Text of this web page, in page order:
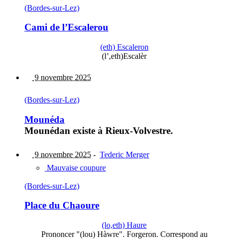
(Bordes-sur-Lez)
Cami de l’Escalerou
(eth) Escaleron
(l’,eth)Escalèr
9 novembre 2025
(Bordes-sur-Lez)
Mounéda
Mounédan existe à Rieux-Volvestre.
9 novembre 2025 - Tederic Merger
Mauvaise coupure
(Bordes-sur-Lez)
Place du Chaoure
(lo,eth) Haure
Prononcer "(lou) Hàwre". Forgeron. Correspond au